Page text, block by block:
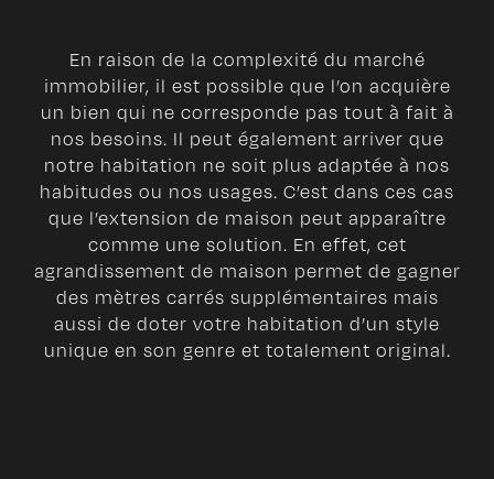
En raison de la complexité du marché
immobilier, il est possible que l’on acquière
un bien qui ne corresponde pas tout à fait à
nos besoins. Il peut également arriver que
notre habitation ne soit plus adaptée à nos
habitudes ou nos usages. C’est dans ces cas
que l’extension de maison peut apparaître
comme une solution. En effet, cet
agrandissement de maison permet de gagner
des mètres carrés supplémentaires mais
aussi de doter votre habitation d’un style
unique en son genre et totalement original.